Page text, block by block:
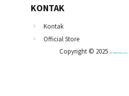
KONTAK
Kontak
Official Store
Copyright © 2025ACP SEVEN Alcoseven